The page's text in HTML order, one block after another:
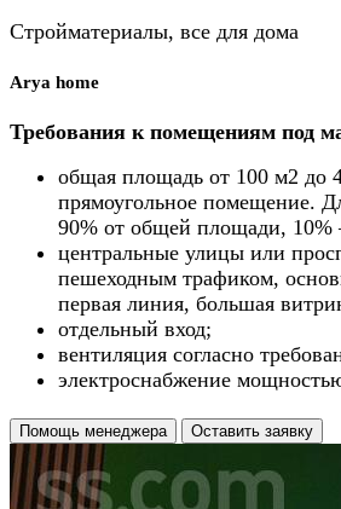
Стройматериалы, все для дома
Arya home
Требования к помещениям под
общая площадь от 100 м2 до
прямоугольное помещение.
90% от общей площади,
центральные улицы или
пешеходным трафиком,
первая линия, большая
отдельный вход;
вентиляция согласно
электроснабжение
Помощь менеджера Оставить заявку